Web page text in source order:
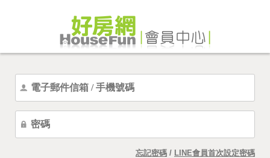
忘記密碼 / LINE會員首次設定密碼